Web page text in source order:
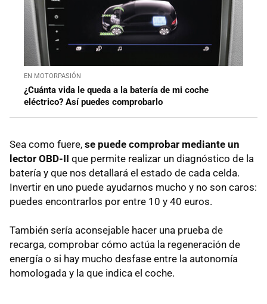
EN MOTORPASIÓN
¿Cuánta vida le queda a la batería de mi coche
eléctrico? Así puedes comprobarlo
Sea como fuere, se puede comprobar mediante un
lector OBD-II que permite realizar un diagnóstico de la
batería y que nos detallará el estado de cada celda.
Invertir en uno puede ayudarnos mucho y no son caros:
puedes encontrarlos por entre 10 y 40 euros.
También sería aconsejable hacer una prueba de
recarga, comprobar cómo actúa la regeneración de
energía o si hay mucho desfase entre la autonomía
homologada y la que indica el coche.